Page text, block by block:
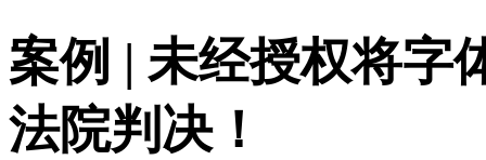
案例 | 未经授权将字
法院判决！